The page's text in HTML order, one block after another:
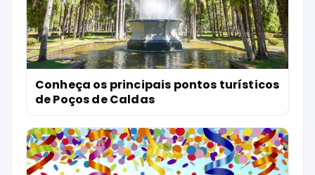
Conheça os principais pontos turísticos
de Poços de Caldas